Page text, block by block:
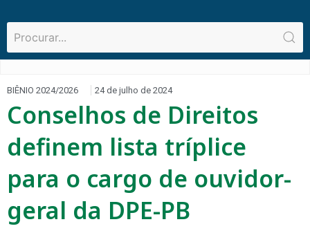
BIÊNIO 2024/2026 24 de julho de 2024
Conselhos de Direitos
definem lista tríplice
para o cargo de ouvidor-
geral da DPE-PB